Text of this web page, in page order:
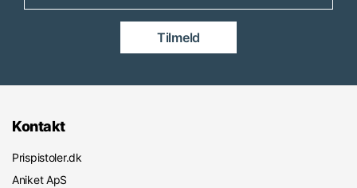
Tilmeld
Kontakt
Prispistoler.dk
Aniket ApS